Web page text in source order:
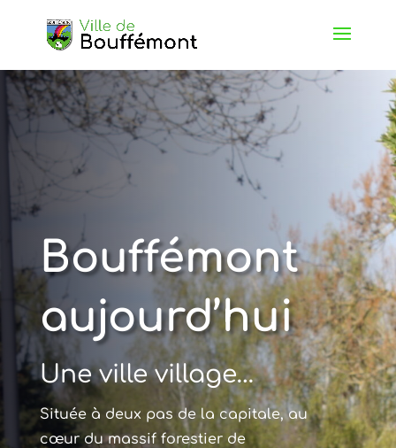
Bouffémont
aujourd’hui
Une ville village…
Située à deux pas de la capitale, au
cœur du massif forestier de